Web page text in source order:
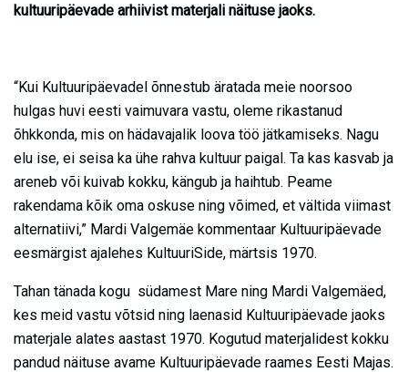
kultuuripäevade arhiivist materjali näituse jaoks.
“Kui Kultuuripäevadel õnnestub äratada meie noorsoo
hulgas huvi eesti vaimuvara vastu, oleme rikastanud
õhkkonda, mis on hädavajalik loova töö jätkamiseks. Nagu
elu ise, ei seisa ka ühe rahva kultuur paigal. Ta kas kasvab ja
areneb või kuivab kokku, kängub ja haihtub. Peame
rakendama kõik oma oskuse ning võimed, et vältida viimast
alternatiivi,” Mardi Valgemäe kommentaar Kultuuripäevade
eesmärgist ajalehes KultuuriSide, märtsis 1970.
Tahan tänada kogu südamest Mare ning Mardi Valgemäed,
kes meid vastu võtsid ning laenasid Kultuuripäevade jaoks
materjale alates aastast 1970. Kogutud materjalidest kokku
pandud näituse avame Kultuuripäevade raames Eesti Majas.